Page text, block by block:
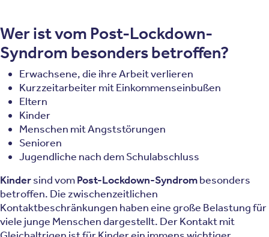
Wer ist vom Post-Lockdown-
Syndrom besonders betroffen?
Erwachsene, die ihre Arbeit verlieren
Kurzzeitarbeiter mit Einkommenseinbußen
Eltern
Kinder
Menschen mit Angststörungen
Senioren
Jugendliche nach dem Schulabschluss
Kindersind vomPost-Lockdown-Syndrombesonders
betroffen. Die zwischenzeitlichen
Kontaktbeschränkungen haben eine große Belastung für
viele junge Menschen dargestellt. Der Kontakt mit